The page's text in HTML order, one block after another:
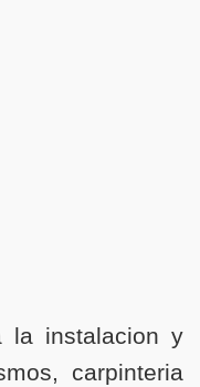
la instalacion y
carpinteria